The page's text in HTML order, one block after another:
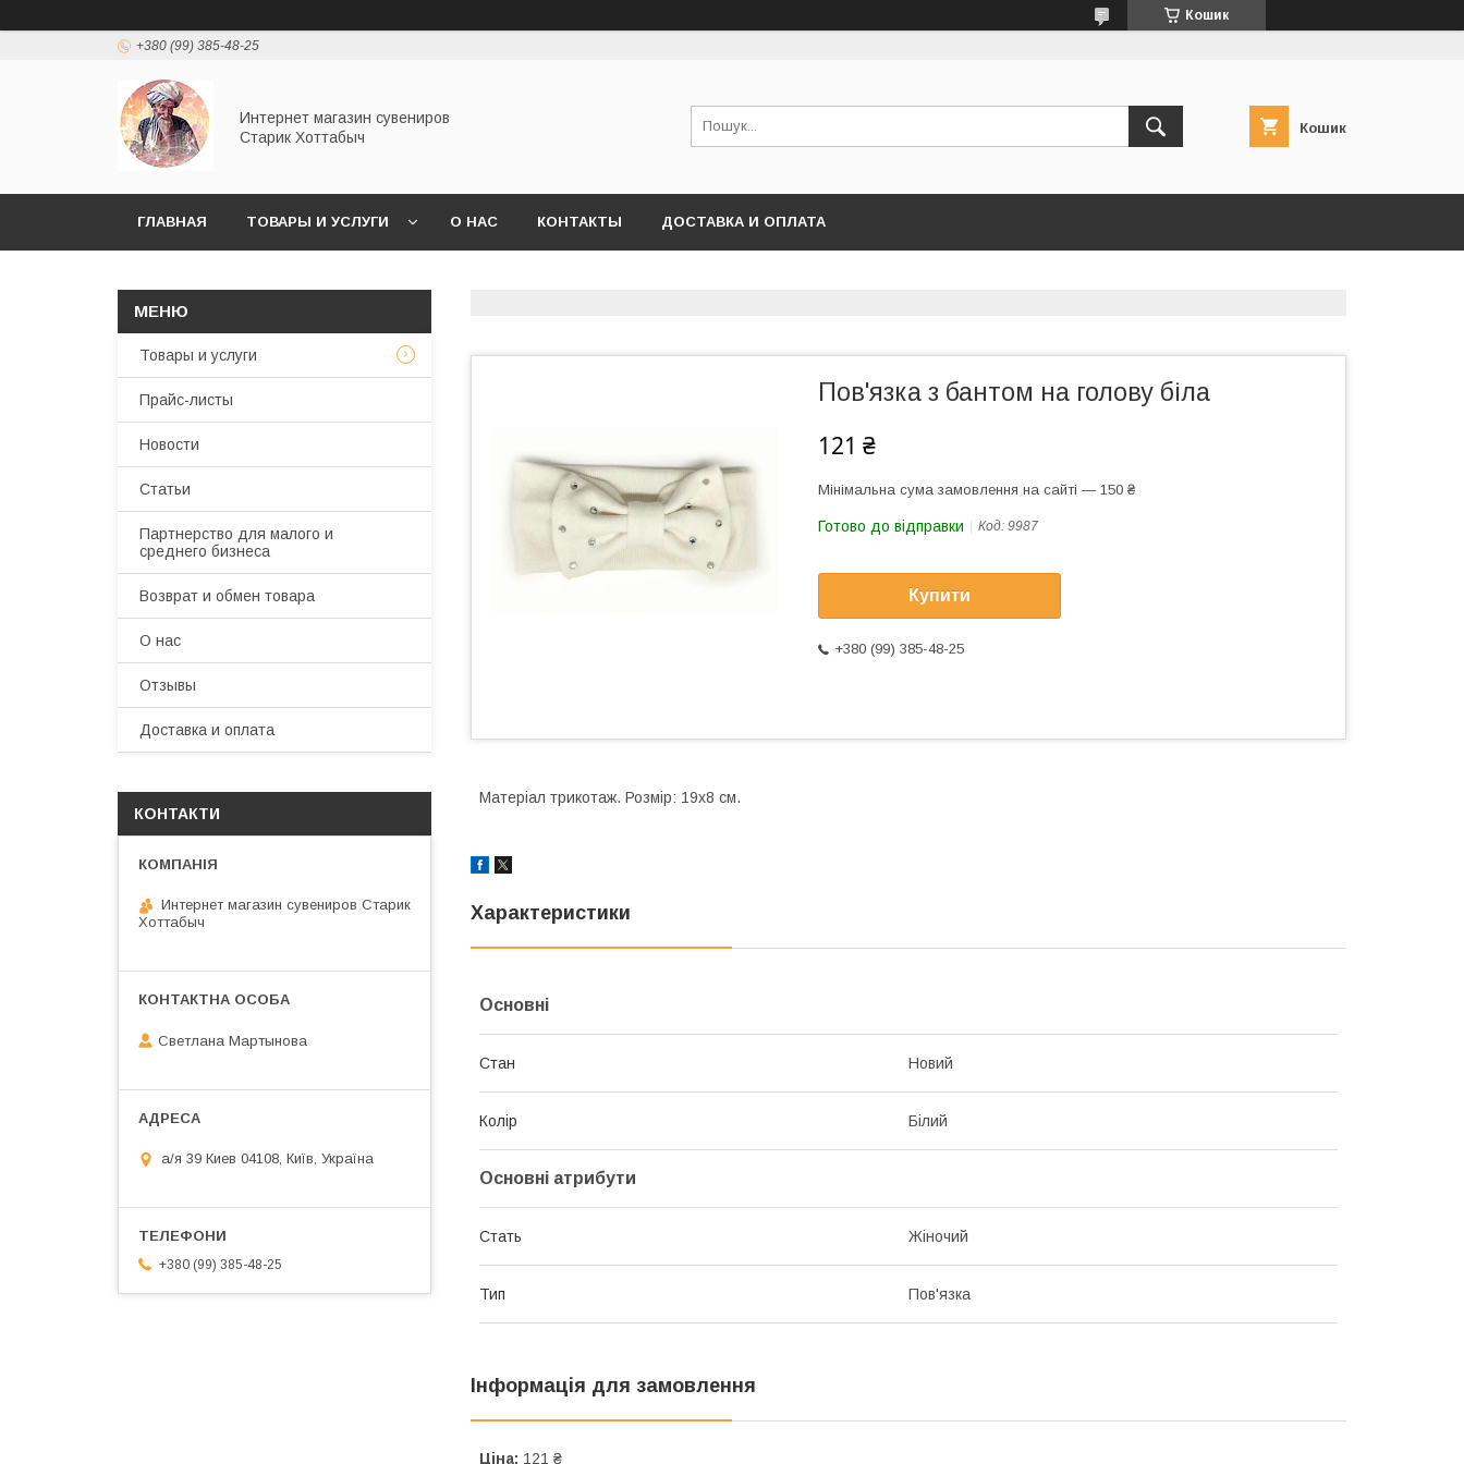
Кошик
+380 (99) 385-48-25
Интернет магазин сувениров
Старик Хоттабыч
Кошик
ГЛАВНАЯ ТОВАРЫ И УСЛУГИ О НАС КОНТАКТЫ ДОСТАВКА И ОПЛАТА
Пов'язка з бантом на голову біла
121 ₴
Мінімальна сума замовлення на сайті — 150 ₴
Готово до відправки Код: 9987
Купити
+380 (99) 385-48-25
Матеріал трикотаж. Розмір: 19х8 см.
Характеристики
Основні
Стан Новий
Колір Білий
Основні атрибути
Стать Жіночий
Тип Пов'язка
Інформація для замовлення
Ціна: 121 ₴
Товары и услуги
Прайс-листы
Новости
Статьи
Партнерство для малого и
среднего бизнеса
Возврат и обмен товара
О нас
Отзывы
Доставка и оплата
КОНТАКТИ
Интернет магазин сувениров Старик
Хоттабыч
Светлана Мартынова
а/я 39 Киев 04108, Київ, Україна
+380 (99) 385-48-25